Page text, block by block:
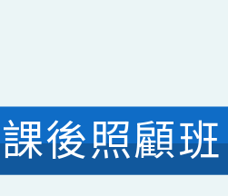
課後照顧班